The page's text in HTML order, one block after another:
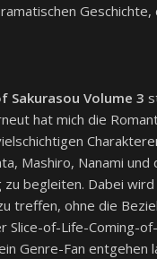
Geschichte,
Sakurasou Volume 3
hat mich die
Mashiro, Nanami
begleiten. Dabei
treffen, ohne die
Slice-of-Life-Coming-
Genre-Fan entgehen